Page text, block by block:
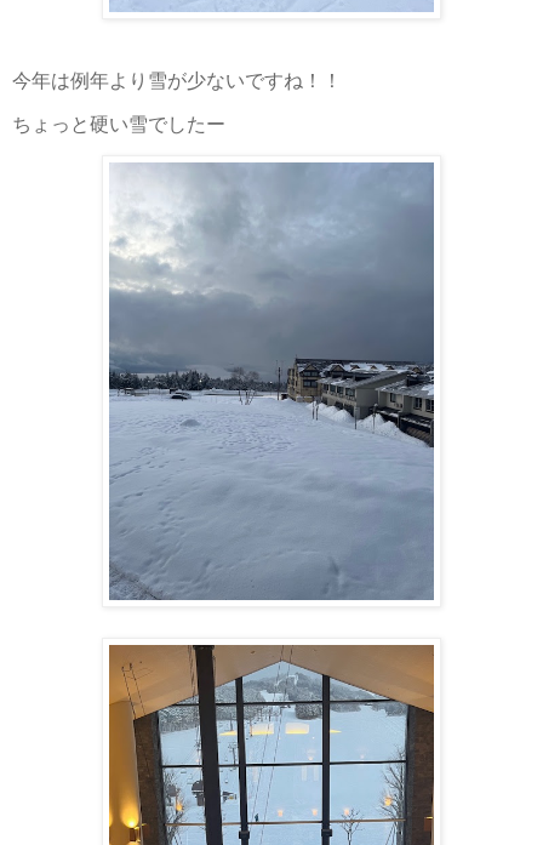
今年は例年より雪が少ないですね！！
ちょっと硬い雪でしたー